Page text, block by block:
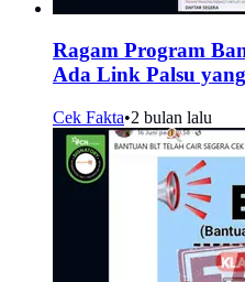
Ragam Program
Ada Link Palsu
Cek Fakta•2 bulan lalu